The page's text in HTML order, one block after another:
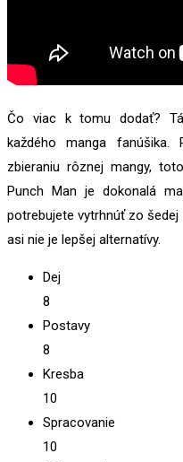
Čo viac k tomu dodať?
každého manga
zbieraniu rôznej mangy,
Punch Man je dokonalá
potrebujete vytrhnúť zo
asi nie je lepšej alternatívy.
Dej
8
Postavy
8
Kresba
10
Spracovanie
10